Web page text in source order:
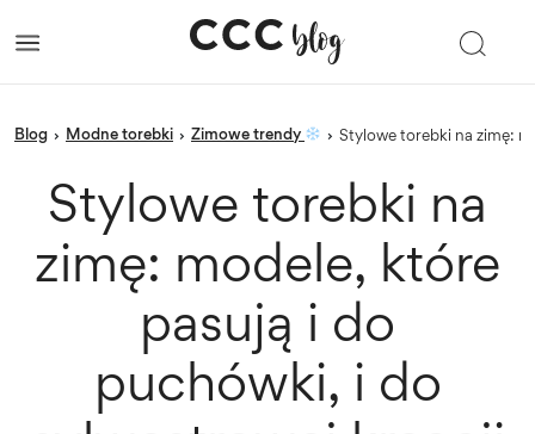
blog › Modne torebki › Zimowe trendy › Stylowe torebki na zimę:
Stylowe torebki na
zimę: modele, które
pasują i do
puchówki, i do